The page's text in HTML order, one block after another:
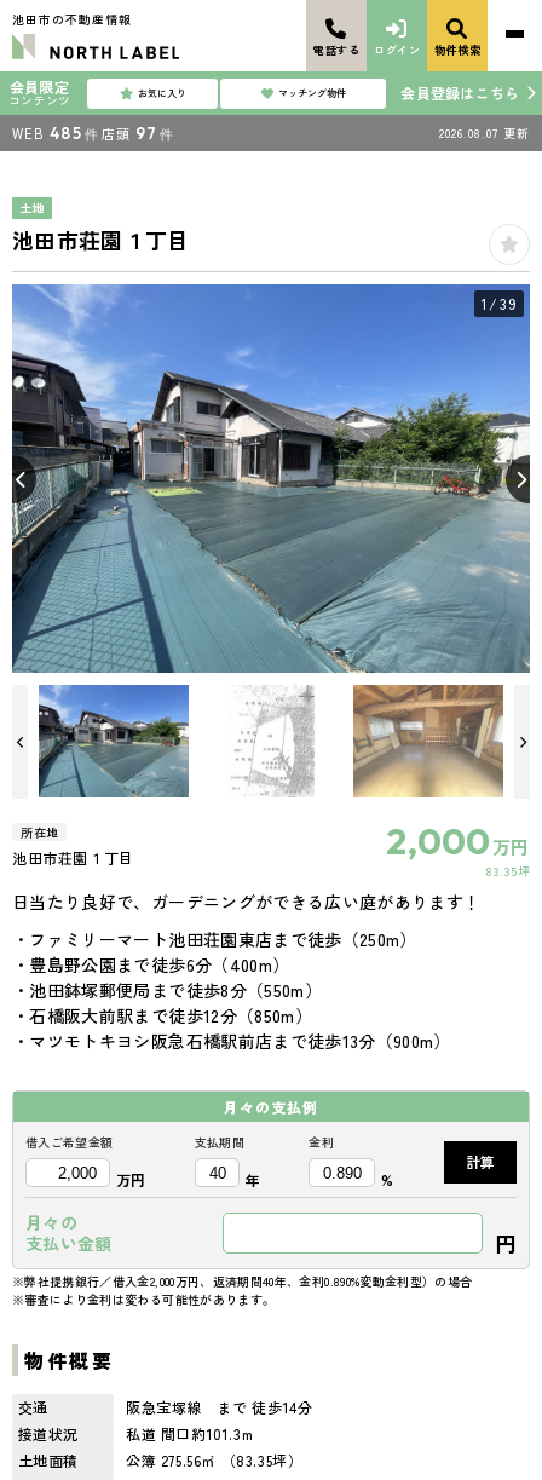
池田市の不動産情報
電話する ログイン 物件検索
会員限定
コンテンツ お気に入り マッチング物件 会員登録はこちら
WEB 485 件 店頭 97 件 2026.08.07 更新
土地
池田市荘園１丁目
1 /39
所在地
池田市荘園１丁目 2,000万円
83.35坪
日当たり良好で、ガーデニングができる広い庭があります！
・ファミリーマート池田荘園東店まで徒歩（250m）
・豊島野公園まで徒歩6分（400m）
・池田鉢塚郵便局まで徒歩8分（550m）
・石橋阪大前駅まで徒歩12分（850m）
・マツモトキヨシ阪急石橋駅前店まで徒歩13分（900m）
月々の支払例
借入ご希望金額
万円
支払期間
年
金利
%
計算
月々の
支払い金額
円
※弊社提携銀行／借入金2,000万円、返済期間40年、金利0.890%変動金利型）の場合
※審査により金利は変わる可能性があります。
物件概要
交通
阪急宝塚線 まで 徒歩14分
接道状況
私道 間口約101.3m
土地面積
公簿 275.56㎡ （83.35坪）